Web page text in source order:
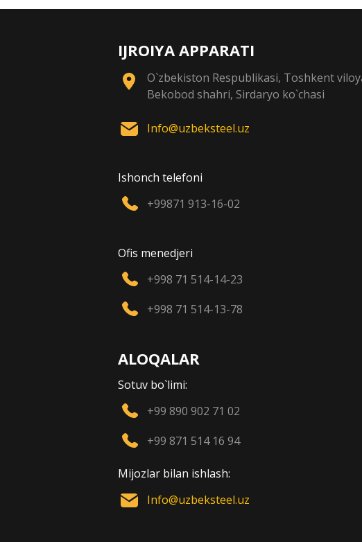
IJROIYA APPARATI
O`zbekiston Respublikasi, Toshkent
Bekobod shahri, Sirdaryo ko`chasi
Info@uzbeksteel.uz
Ishonch telefoni
+99871 913-16-02
Ofis menedjeri
+998 71 514-14-23
+998 71 514-13-78
ALOQALAR
Sotuv bo`limi:
+99 890 902 71 02
+99 871 514 16 94
Mijozlar bilan ishlash:
Info@uzbeksteel.uz